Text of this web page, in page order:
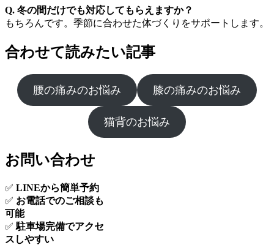
Q. 冬の間だけでも対応してもらえますか？
もちろんです。季節に合わせた体づくりをサポートします。
合わせて読みたい記事
腰の痛みのお悩み 膝の痛みのお悩み
猫背のお悩み
お問い合わせ
✅ LINEから簡単予約
✅ お電話でのご相談も
可能
✅ 駐車場完備でアクセ
スしやすい